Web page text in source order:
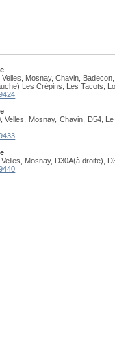
Mosnay, Chavin,
Les Crépins, Les Tacots,
Velles, Mosnay, Chavin, D54,
Mosnay, D30A(à